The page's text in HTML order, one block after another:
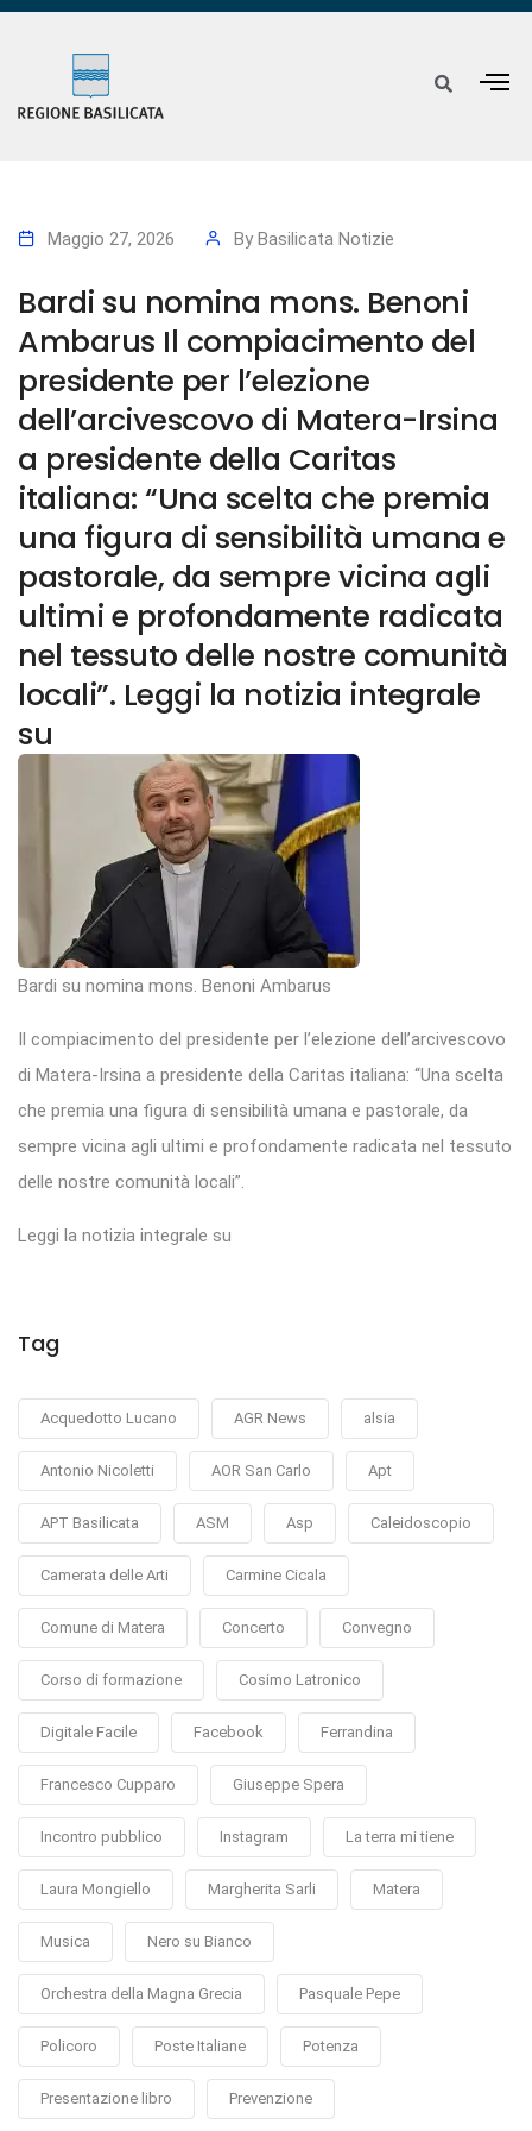
Maggio 27, 2026 By Basilicata Notizie
Bardi su nomina mons. Benoni
Ambarus Il compiacimento del
presidente per l’elezione
dell’arcivescovo di Matera-Irsina
a presidente della Caritas
italiana: “Una scelta che premia
una figura di sensibilità umana e
pastorale, da sempre vicina agli
ultimi e profondamente radicata
nel tessuto delle nostre comunità
locali”. Leggi la notizia integrale
su
Bardi su nomina mons. Benoni Ambarus
Il compiacimento del presidente per l’elezione dell’arcivescovo
di Matera-Irsina a presidente della Caritas italiana: “Una scelta
che premia una figura di sensibilità umana e pastorale, da
sempre vicina agli ultimi e profondamente radicata nel tessuto
delle nostre comunità locali”.
Leggi la notizia integrale su
Tag
Acquedotto Lucano AGR News alsia
Antonio Nicoletti AOR San Carlo Apt
APT Basilicata ASM Asp Caleidoscopio
Camerata delle Arti Carmine Cicala
Comune di Matera Concerto Convegno
Corso di formazione Cosimo Latronico
Digitale Facile Facebook Ferrandina
Francesco Cupparo Giuseppe Spera
Incontro pubblico Instagram La terra mi tiene
Laura Mongiello Margherita Sarli Matera
Musica Nero su Bianco
Orchestra della Magna Grecia Pasquale Pepe
Policoro Poste Italiane Potenza
Presentazione libro Prevenzione